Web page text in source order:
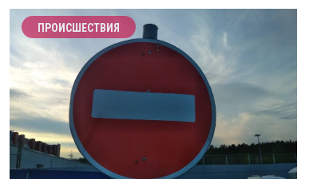
ПРОИСШЕСТВИЯ